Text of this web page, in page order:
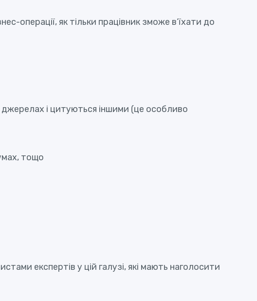
операції, як тільки працівник зможе в’їхати до
джерелах і цитуються іншими (це особливо
тощо
експертів у цій галузі, які мають наголосити